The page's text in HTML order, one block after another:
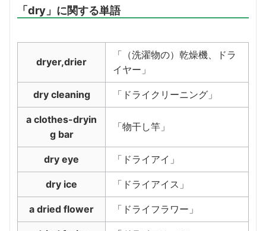
「dry」に関する単語
dryer,drier
「（洗濯物の）乾燥機、ドラ
イヤー」
dry cleaning 「ドライクリーニング」
a clothes-dryin
g bar
「物干し竿」
dry eye 「ドライアイ」
dry ice 「ドライアイス」
a dried flower 「ドライフラワー」